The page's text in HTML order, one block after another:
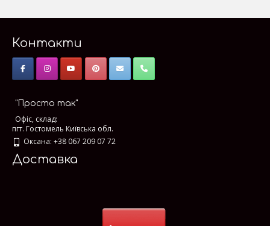
Контакти
"Просто так"
Офіс, склад:
пгт. Гостомель Київська обл.
Оксана: +38 067 209 07 72
Доставка